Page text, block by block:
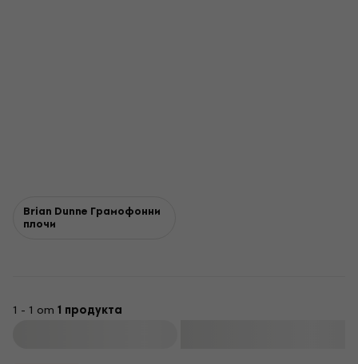
Brian Dunne Грамофонни
плочи
1 - 1 от 1 продукта